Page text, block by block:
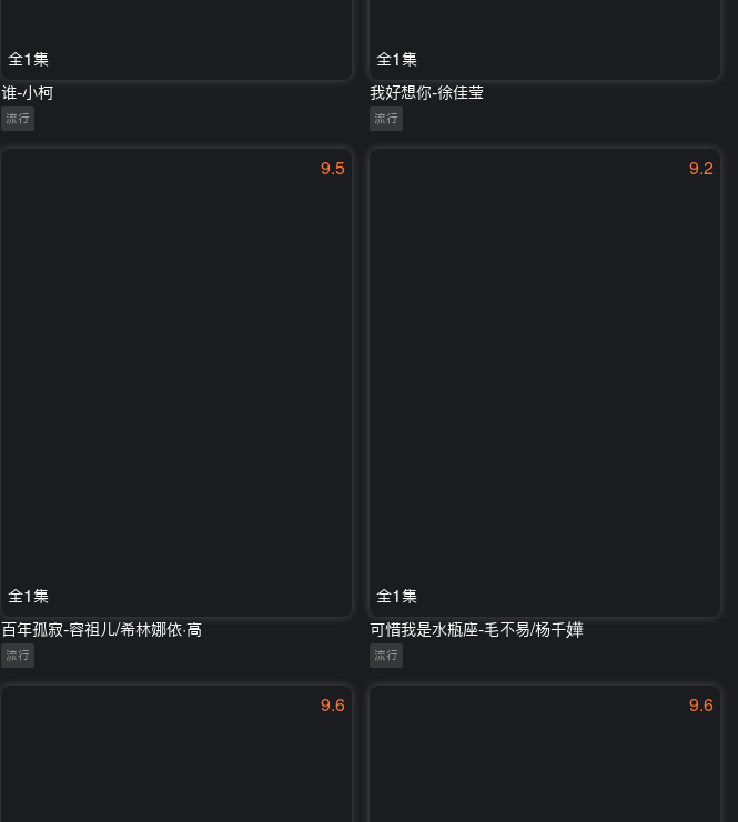
全1集
谁-小柯
流行
全1集
我好想你-徐佳莹
流行
9.5
全1集
百年孤寂-容祖儿/希林娜依·高
流行
9.2
全1集
可惜我是水瓶座-毛不易/杨千嬅
流行
9.6 9.6